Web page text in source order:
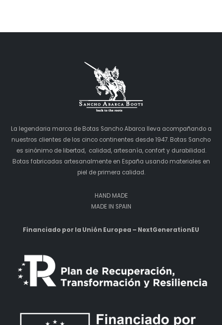
La legendaria marca de Botas Sancho Abarca lleva acompañando a
nuestros clientes de los cinco continentes desde 1947. Botas Sancho
es sinónimo de libertad, calidad, artesanía, confort y durabilidad.
Botas fabricadas artesanalmente en España usando materiales en
piel de primera calidad.
HAND MADE
MADE IN SPAIN
Financiado por la Unión Europea – NextGenerationEU